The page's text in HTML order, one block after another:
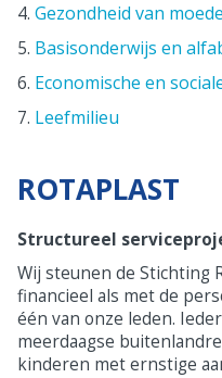
4. Gezondheid van
5. Basisonderwijs en
6. Economische en
7. Leefmilieu
ROTAPLAST
Structureel
Wij steunen de Stichting
financieel als met de
één van onze leden.
meerdaagse
kinderen met ernstige